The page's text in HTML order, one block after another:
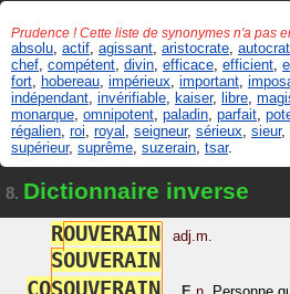
Prudence ! Cette liste de synonymes n'a pas
absolu actif agissant aristocrate
chef compétent divin efficace efficient
fort hobereau impérieux important
indépendant invérifiable kaiser, libre
monarque omnipotent paladin parfait
régalien roi royal seigneur, sérieux sieur,
supérieur, suprême suzerain tsar.
8. Dictionnaire inverse
ROUVERAIN adj.m.
SOUVERAIN
COSOUVERAIN